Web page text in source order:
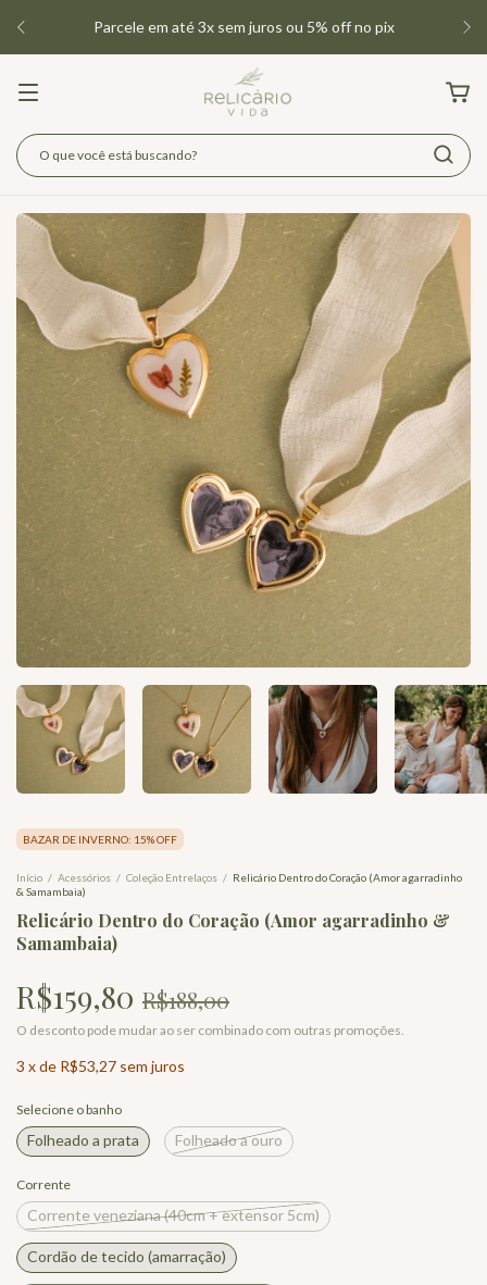
Parcele em até 3x sem juros ou 5% off no pix
BAZAR DE INVERNO: 15% OFF
Início / Acessórios / Coleção Entrelaços / Relicário Dentro do Coração (Amor agarradinho
& Samambaia)
Relicário Dentro do Coração (Amor agarradinho &
Samambaia)
R$159,80 R$188,00
O desconto pode mudar ao ser combinado com outras promoções.
3 xde R$53,27 sem juros
Selecione o banho
Folheado a prata Folheado a ouro
Corrente
Corrente veneziana (40cm + extensor 5cm)
Cordão de tecido (amarração)